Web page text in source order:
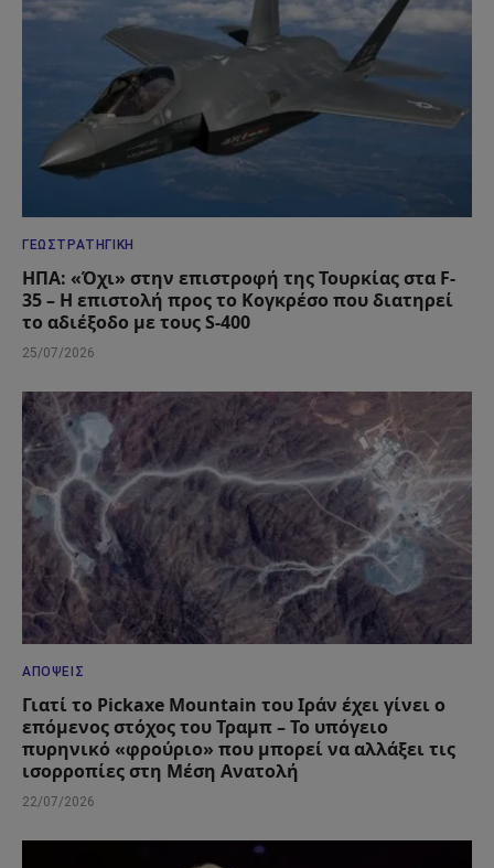
ΓΕΩΣΤΡΑΤΗΓΙΚΉ
ΗΠΑ: «Όχι» στην επιστροφή της Τουρκίας στα F-
35 – Η επιστολή προς το Κογκρέσο που διατηρεί
το αδιέξοδο με τους S-400
25/07/2026
ΑΠΌΨΕΙΣ
Γιατί το Pickaxe Mountain του Ιράν έχει γίνει ο
επόμενος στόχος του Τραμπ – Το υπόγειο
πυρηνικό «φρούριο» που μπορεί να αλλάξει τις
ισορροπίες στη Μέση Ανατολή
22/07/2026